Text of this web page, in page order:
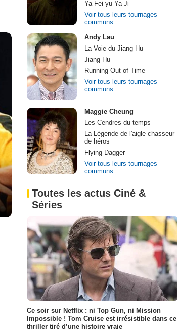
Ya Fei yu Ya Ji
Voir tous leurs tournages
communs
Andy Lau
La Voie du Jiang Hu
Jiang Hu
Running Out of Time
Voir tous leurs tournages
communs
Maggie Cheung
Les Cendres du temps
La Légende de l'aigle chasseur
de héros
Flying Dagger
Voir tous leurs tournages
communs
Toutes les actus Ciné &
Séries
Ce soir sur Netflix : ni Top Gun, ni Mission
Impossible ! Tom Cruise est irrésistible dans ce
thriller tiré d’une histoire vraie